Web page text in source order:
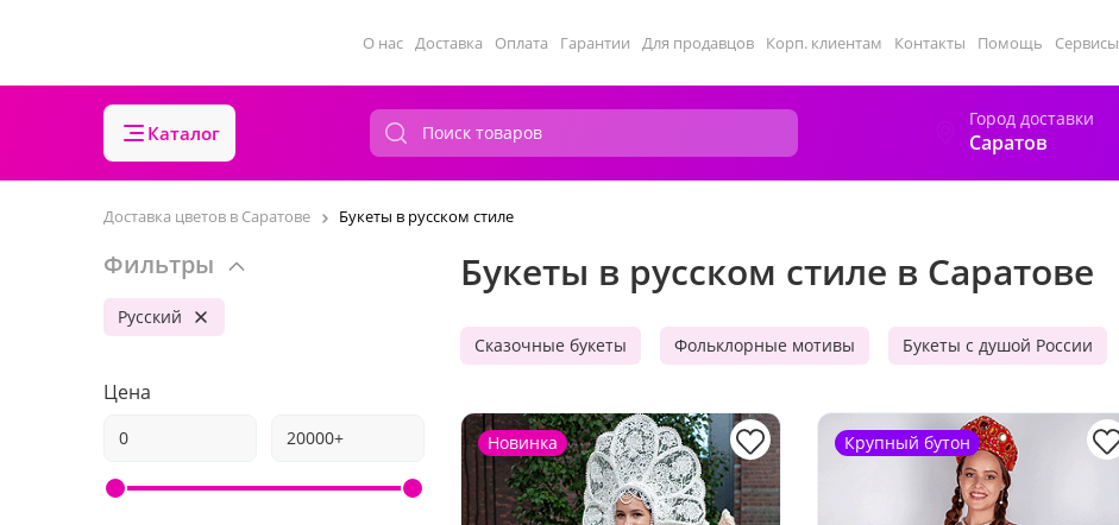
О нас Доставка Оплата Гарантии Для продавцов Корп. клиентам Контакты Помощь Сервисы
Каталог
Город доставки
Саратов
Доставка цветов в Саратове Букеты в русском стиле
Фильтры
Русский
Цена
Букеты в русском стиле в Саратове
Сказочные букеты Фольклорные мотивы Букеты с душой России
Новинка Крупный бутон